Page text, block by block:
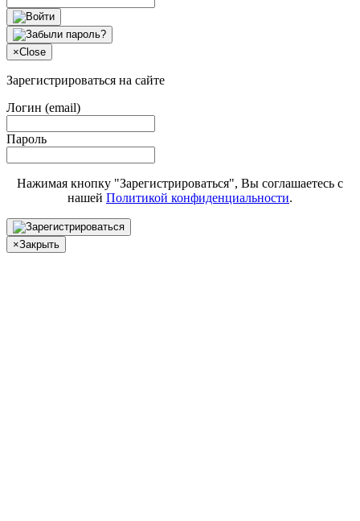
×Close
Зарегистрироваться на сайте
Логин (email)
Пароль
Нажимая кнопку "Зарегистрироваться", Вы соглашаетесь с
нашей Политикой конфиденциальности.
×Закрыть